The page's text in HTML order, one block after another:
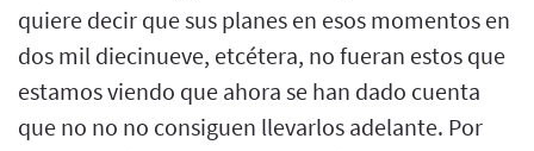
quiere decir que sus planes en esos momentos en
dos mil diecinueve, etcétera, no fueran estos que
estamos viendo que ahora se han dado cuenta
que no no no consiguen llevarlos adelante. Por